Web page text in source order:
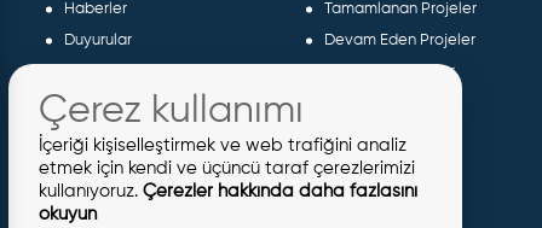
Haberler
Duyurular
Galeri
Etkinlikler
Meclis Kararları
İhaleler
Tamamlanan Projeler
Devam Eden Projeler
Planlanan Projeler
Sosyal Projeler
Çerez kullanımı
İçeriği kişiselleştirmek ve web trafiğini analiz
etmek için kendi ve üçüncü taraf çerezlerimizi
kullanıyoruz. Çerezler hakkında daha fazlasını
okuyun